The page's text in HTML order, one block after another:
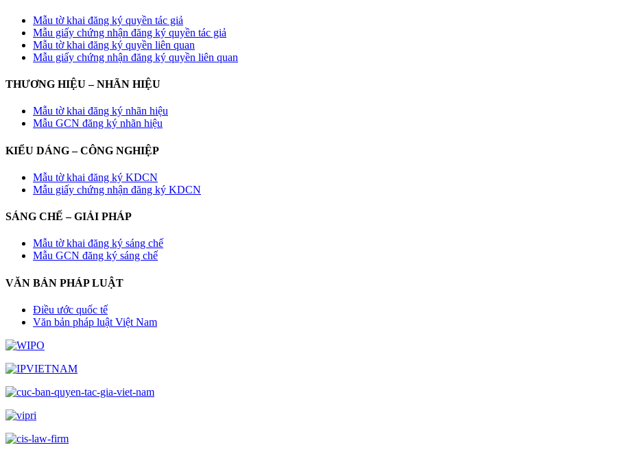
Mẫu tờ khai đăng ký quyền tác giả
Mẫu giấy chứng nhận đăng ký quyền tác giả
Mẫu tờ khai đăng ký quyền liên quan
Mẫu giấy chứng nhận đăng ký quyền liên quan
THƯƠNG HIỆU – NHÃN HIỆU
Mẫu tờ khai đăng ký nhãn hiệu
Mẫu GCN đăng ký nhãn hiệu
KIỂU DÁNG – CÔNG NGHIỆP
Mẫu tờ khai đăng ký KDCN
Mẫu giấy chứng nhận đăng ký KDCN
SÁNG CHẾ – GIẢI PHÁP
Mẫu tờ khai đăng ký sáng chế
Mẫu GCN đăng ký sáng chế
VĂN BẢN PHÁP LUẬT
Điều ước quốc tế
Văn bản pháp luật Việt Nam